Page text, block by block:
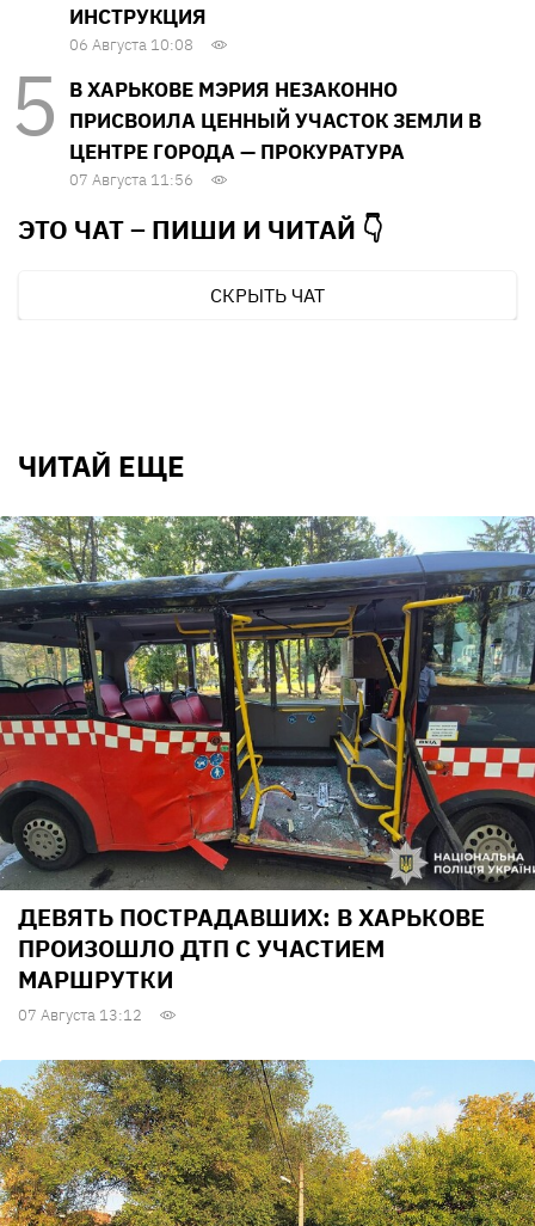
ИНСТРУКЦИЯ
06 Августа 10:08
В ХАРЬКОВЕ МЭРИЯ НЕЗАКОННО
ПРИСВОИЛА ЦЕННЫЙ УЧАСТОК ЗЕМЛИ В
ЦЕНТРЕ ГОРОДА — ПРОКУРАТУРА
07 Августа 11:56
ЭТО ЧАТ – ПИШИ И ЧИТАЙ 👇
СКРЫТЬ ЧАТ
ЧИТАЙ ЕЩЕ
ДЕВЯТЬ ПОСТРАДАВШИХ: В ХАРЬКОВЕ
ПРОИЗОШЛО ДТП С УЧАСТИЕМ
МАРШРУТКИ
07 Августа 13:12